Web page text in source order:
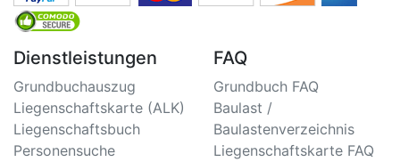
Dienstleistungen
Grundbuchauszug
Liegenschaftskarte (ALK)
Liegenschaftsbuch
Personensuche
FAQ
Grundbuch FAQ
Baulast /
Baulastenverzeichnis
Liegenschaftskarte FAQ